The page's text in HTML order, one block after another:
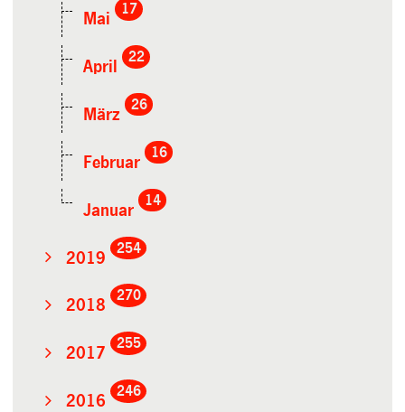
Mai
17
April
22
März
26
Februar
16
Januar
14
2019
254
2018
270
2017
255
2016
246